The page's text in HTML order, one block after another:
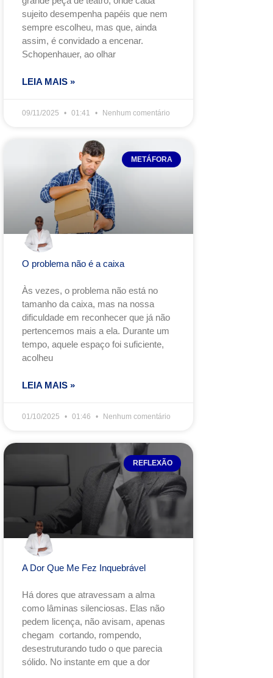
sujeito desempenha papéis que nem
sempre escolheu, mas que, ainda
assim, é convidado a encenar.
Schopenhauer, ao olhar
LEIA MAIS »
09/11/2025 01:41 Nenhum comentário
METÁFORA
O problema não é a caixa
Às vezes, o problema não está no
tamanho da caixa, mas na nossa
dificuldade em reconhecer que já não
pertencemos mais a ela. Durante um
tempo, aquele espaço foi suficiente,
acolheu
LEIA MAIS »
01/10/2025 01:46 Nenhum comentário
REFLEXÃO
A Dor Que Me Fez Inquebrável
Há dores que atravessam a alma
como lâminas silenciosas. Elas não
pedem licença, não avisam, apenas
chegam cortando, rompendo,
desestruturando tudo o que parecia
sólido. No instante em que a dor